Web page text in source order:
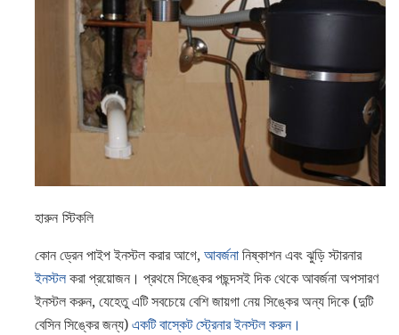
হারুন স্টিকলি
কোন ড্রেন পাইপ ইনস্টল করার আগে, আবর্জনা নিষ্কাশন এবং ঝুড়ি স্টারনার
ইনস্টলকরা প্রয়োজন। প্রথমে সিঙ্কের পছন্দসই দিক থেকে আবর্জনা অপসারণ
ইনস্টল করুন, যেহেতু এটি সবচেয়ে বেশি জায়গা নেয় সিঙ্কের অন্য দিকে (দুটি
বেসিন সিঙ্কের জন্য) একটি বাস্কেট স্ট্রেনার ইনস্টল করুন।